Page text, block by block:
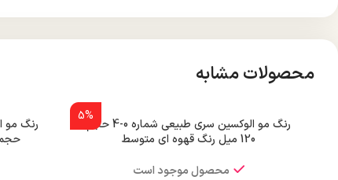
محصولات مشابه
5%
رنگ مو الوکسین سری طبیعی شماره 0-4 حجم
120 میل رنگ قهوه ای متوسط
محصول موجود است
حجم 120 میل رنگ بلوند